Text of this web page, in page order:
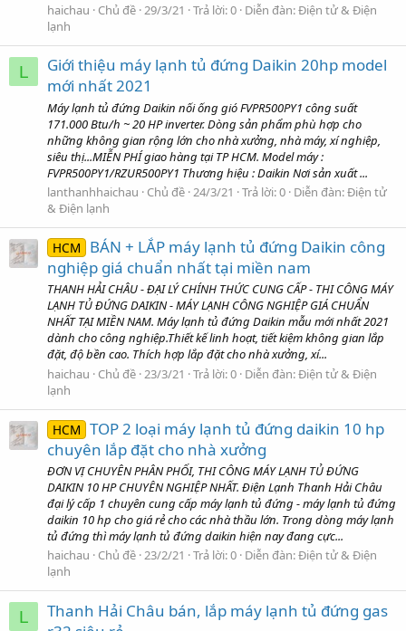
haichau
Chủ đề 29/3/21 Trả lời: 0 Diễn đàn:Điện tử & Điện
lạnh
L
Giới thiệu máy lạnh tủ đứng Daikin 20hp model
mới nhất 2021
Máy lạnh tủ đứng Daikin nối ống gió FVPR500PY1 công suất
171.000 Btu/h ~ 20 HP inverter. Dòng sản phẩm phù hợp cho
những không gian rộng lớn cho nhà xưởng, nhà máy, xí nghiệp,
siêu thị...MIỄN PHÍ giao hàng tại TP HCM. Model máy :
FVPR500PY1/RZUR500PY1 Thương hiệu : Daikin Nơi sản xuất ...
lanthanhhaichau
Chủ đề 24/3/21 Trả lời: 0 Diễn đàn:Điện tử
& Điện lạnh
HCM
BÁN + LẮP máy lạnh tủ đứng Daikin công
nghiệp giá chuẩn nhất tại miền nam
THANH HẢI CHÂU - ĐẠI LÝ CHÍNH THỨC CUNG CẤP - THI CÔNG MÁY
LẠNH TỦ ĐỨNG DAIKIN - MÁY LẠNH CÔNG NGHIỆP GIÁ CHUẨN
NHẤT TẠI MIỀN NAM. Máy lạnh tủ đứng Daikin mẫu mới nhất 2021
dành cho công nghiệp.Thiết kế linh hoạt, tiết kiệm không gian lắp
đặt, độ bền cao. Thích hợp lắp đặt cho nhà xưởng, xí...
haichau
Chủ đề 23/3/21 Trả lời: 0 Diễn đàn:Điện tử & Điện
lạnh
HCM TOP 2 loại máy lạnh tủ đứng daikin 10 hp
chuyên lắp đặt cho nhà xưởng
ĐƠN VỊ CHUYÊN PHÂN PHỐI, THI CÔNG MÁY LẠNH TỦ ĐỨNG
DAIKIN 10 HP CHUYÊN NGHIỆP NHẤT. Điện Lạnh Thanh Hải Châu
đại lý cấp 1 chuyên cung cấp máy lạnh tủ đứng - máy lạnh tủ đứng
daikin 10 hp cho giá rẻ cho các nhà thầu lớn. Trong dòng máy lạnh
tủ đứng thì máy lạnh tủ đứng daikin hiện nay đang cực...
haichau
Chủ đề 23/2/21 Trả lời: 0 Diễn đàn:Điện tử & Điện
lạnh
L
Thanh Hải Châu bán, lắp máy lạnh tủ đứng gas